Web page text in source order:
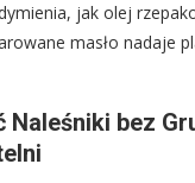
jak olej
masło nadaje
Naleśniki bez